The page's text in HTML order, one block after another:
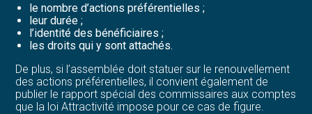
le nombre d’actions préférentielles ;
leur durée ;
l’identité des bénéficiaires ;
les droits qui y sont attachés.
De plus, si l’assemblée doit statuer sur le renouvellement
des actions préférentielles, il convient également de
publier le rapport spécial des commissaires aux comptes
que la loi Attractivité impose pour ce cas de figure.